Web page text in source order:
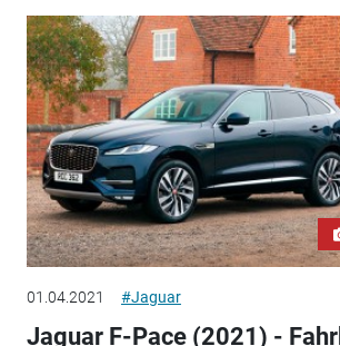
01.04.2021 #Jaguar
Jaguar F-Pace (2021) -